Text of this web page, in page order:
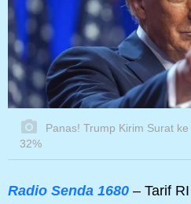
Panas! Trump Kirim Surat
32%
Radio Senda 1680 – Tarif